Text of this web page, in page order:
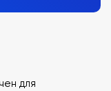
для